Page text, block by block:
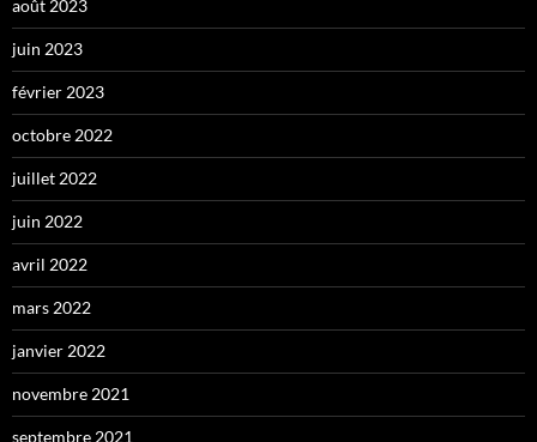
août 2023
juin 2023
février 2023
octobre 2022
juillet 2022
juin 2022
avril 2022
mars 2022
janvier 2022
novembre 2021
septembre 2021